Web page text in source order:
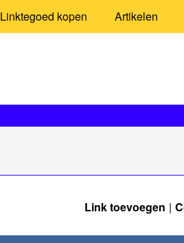
Linktegoed kopen Artikelen
Link toevoegen